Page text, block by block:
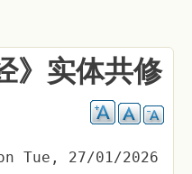
》实体共修
Tue, 27/01/2026